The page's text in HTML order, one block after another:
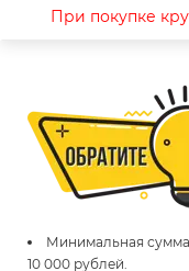
При покупке
Минимальная сумма
10 000 рублей.